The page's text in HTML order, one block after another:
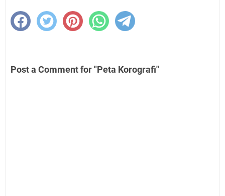
Post a Comment for "Peta Korografi"